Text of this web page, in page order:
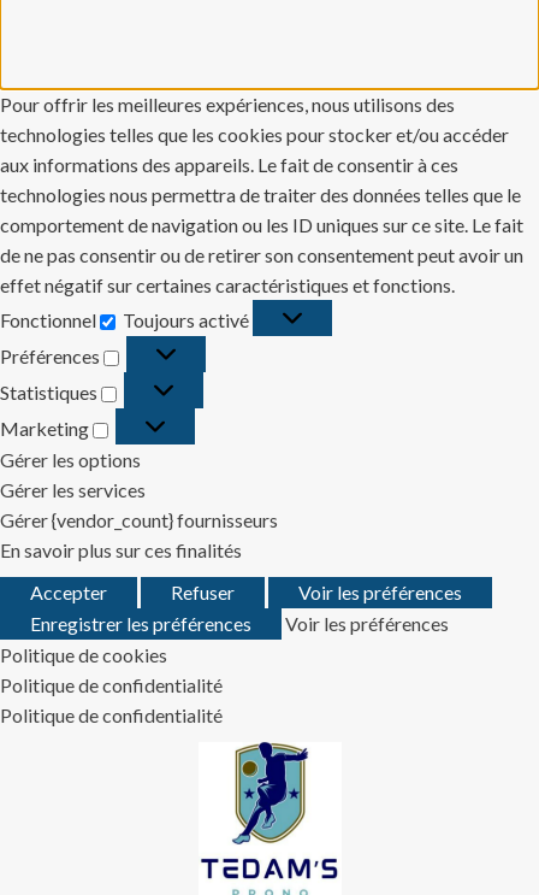
Pour offrir les meilleures expériences, nous utilisons des
technologies telles que les cookies pour stocker et/ou accéder
aux informations des appareils. Le fait de consentir à ces
technologies nous permettra de traiter des données telles que le
comportement de navigation ou les ID uniques sur ce site. Le fait
de ne pas consentir ou de retirer son consentement peut avoir un
effet négatif sur certaines caractéristiques et fonctions.
Fonctionnel
Fonctionnel
Toujours activé
Préférences
Préférences
Statistiques
Statistiques
Marketing
Marketing
Gérer les options
Gérer les services
Gérer {vendor_count} fournisseurs
En savoir plus sur ces finalités
Accepter
Refuser
Voir les préférences
Enregistrer les préférences
Voir les préférences
Politique de cookies
Politique de confidentialité
Politique de confidentialité